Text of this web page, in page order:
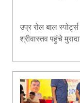
उप्र रोल बाल
श्रीवास्तव पहुंचे